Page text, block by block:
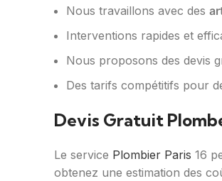
Nous travaillons avec des
Interventions rapides et
Nous proposons des devis
Des tarifs compétitifs pour
Devis Gratuit
Le service Plombier Paris 16
obtenez une estimation des